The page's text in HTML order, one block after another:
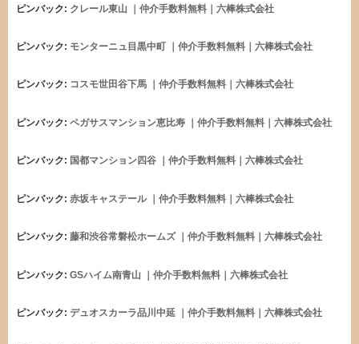
ピンバック: クレール東山 ｜仲介手数料無料｜六棒株式会社
ピンバック: モンターニュ目黒中町 ｜仲介手数料無料｜六棒株式会社
ピンバック: コスモ世田谷下馬 ｜仲介手数料無料｜六棒株式会社
ピンバック: ペガサスマンション恵比寿 ｜仲介手数料無料｜六棒株式会社
ピンバック: 国都マンション四谷 ｜仲介手数料無料｜六棒株式会社
ピンバック: 赤坂キャステール ｜仲介手数料無料｜六棒株式会社
ピンバック: 藤和渋谷常磐松ホームズ ｜仲介手数料無料｜六棒株式会社
ピンバック: GSハイム南青山 ｜仲介手数料無料｜六棒株式会社
ピンバック: デュオスカーラ品川中延 ｜仲介手数料無料｜六棒株式会社